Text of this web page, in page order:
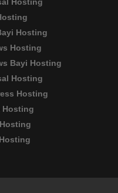
Hosting
Hosting
Bayi Hosting
Hosting
Hosting
Hosting